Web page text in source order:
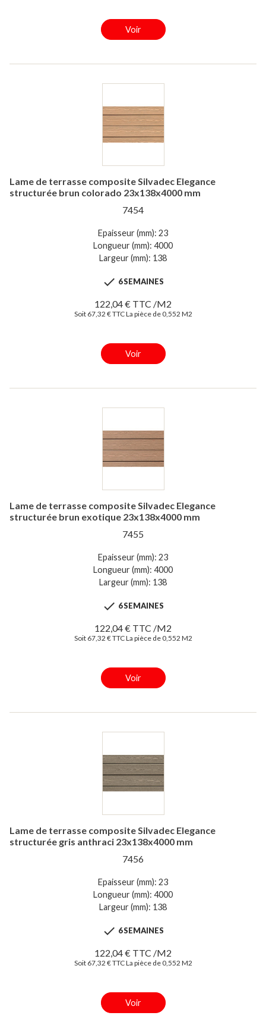
Voir
Lame de terrasse composite Silvadec Elegance
structurée brun colorado 23x138x4000 mm
7454
Epaisseur (mm): 23
Longueur (mm): 4000
Largeur (mm): 138
 6 SEMAINES
122,04 € TTC /M2
Soit 67,32 € TTC La pièce de 0,552 M2
Voir
Lame de terrasse composite Silvadec Elegance
structurée brun exotique 23x138x4000 mm
7455
Epaisseur (mm): 23
Longueur (mm): 4000
Largeur (mm): 138
 6 SEMAINES
122,04 € TTC /M2
Soit 67,32 € TTC La pièce de 0,552 M2
Voir
Lame de terrasse composite Silvadec Elegance
structurée gris anthraci 23x138x4000 mm
7456
Epaisseur (mm): 23
Longueur (mm): 4000
Largeur (mm): 138
 6 SEMAINES
122,04 € TTC /M2
Soit 67,32 € TTC La pièce de 0,552 M2
Voir